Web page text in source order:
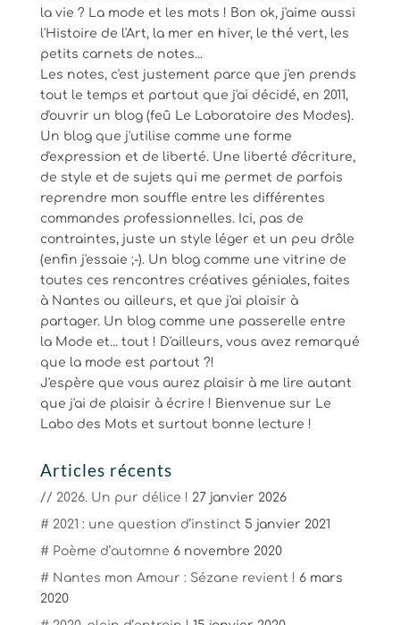
la vie ? La mode et les mots ! Bon ok, j'aime aussi
l'Histoire de l'Art, la mer en hiver, le thé vert, les
petits carnets de notes...
Les notes, c'est justement parce que j'en prends
tout le temps et partout que j'ai décidé, en 2011,
d'ouvrir un blog (feû Le Laboratoire des Modes).
Un blog que j'utilise comme une forme
d'expression et de liberté. Une liberté d'écriture,
de style et de sujets qui me permet de parfois
reprendre mon souffle entre les différentes
commandes professionnelles. Ici, pas de
contraintes, juste un style léger et un peu drôle
(enfin j'essaie ;-). Un blog comme une vitrine de
toutes ces rencontres créatives géniales, faites
à Nantes ou ailleurs, et que j'ai plaisir à
partager. Un blog comme une passerelle entre
la Mode et... tout ! D'ailleurs, vous avez remarqué
que la mode est partout ?!
J'espère que vous aurez plaisir à me lire autant
que j'ai de plaisir à écrire ! Bienvenue sur Le
Labo des Mots et surtout bonne lecture !
Articles récents
// 2026. Un pur délice ! 27 janvier 2026
# 2021 : une question d’instinct 5 janvier 2021
# Poème d’automne 6 novembre 2020
# Nantes mon Amour : Sézane revient ! 6 mars
2020